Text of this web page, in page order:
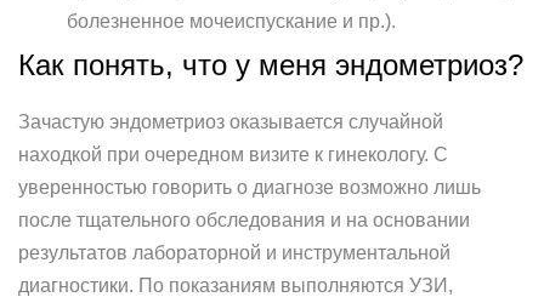
болезненное мочеиспускание и пр.).
Как понять, что у меня эндометриоз?
Зачастую эндометриоз оказывается случайной
находкой при очередном визите к гинекологу. С
уверенностью говорить о диагнозе возможно лишь
после тщательного обследования и на основании
результатов лабораторной и инструментальной
диагностики. По показаниям выполняются УЗИ,